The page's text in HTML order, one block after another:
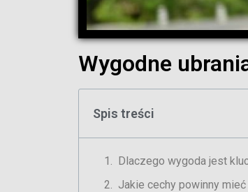
Wygodne
Spis treści
Dlaczego wygoda jest
Jakie cechy powinny